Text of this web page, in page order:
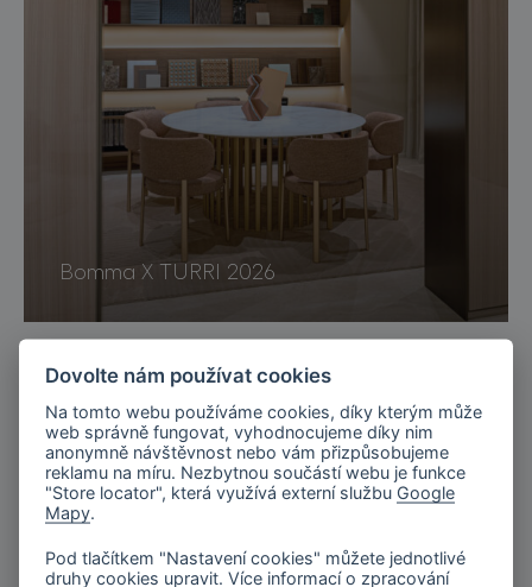
Bomma X TURRI 2026
Dovolte nám používat cookies
Na tomto webu používáme cookies, díky kterým může
web správně fungovat, vyhodnocujeme díky nim
anonymně návštěvnost nebo vám přizpůsobujeme
reklamu na míru. Nezbytnou součástí webu je funkce
"Store locator", která využívá externí službu Google
Mapy
Pod tlačítkem "Nastavení cookies" můžete jednotlivé
druhy cookies upravit. Více informací o zpracování